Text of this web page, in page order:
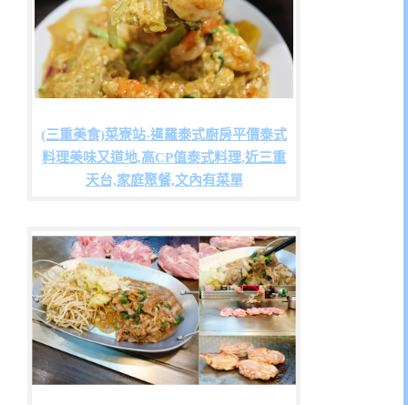
(三重美食)菜寮站-暹羅泰式廚房平價泰式
料理美味又道地,高CP值泰式料理,近三重
天台,家庭聚餐,文內有菜單